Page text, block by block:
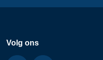
Volg ons